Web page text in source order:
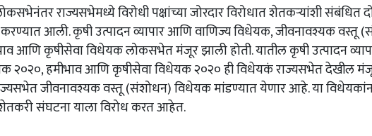
राज्यसभेमध्ये विरोधी पक्षांच्या जोरदार विरोधात शेतकऱ्यांशी संबंधित
आली. कृषी उत्पादन व्यापार आणि वाणिज्य विधेयक, जीवनावश्यक वस्तू
आणि कृषीसेवा विधेयक लोकसभेत मंजूर झाली होती. यातील कृषी उत्पादन
२०२०, हमीभाव आणि कृषीसेवा विधेयक २०२० ही विधेयकं राज्यसभेत देखील
जीवनावश्यक वस्तू (संशोधन) विधेयक मांडण्यात येणार आहे. या
संघटना याला विरोध करत आहेत.